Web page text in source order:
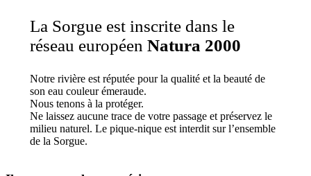
La Sorgue est inscrite dans le
réseau européen Natura 2000
Notre rivière est réputée pour la qualité et la beauté de
son eau couleur émeraude.
Nous tenons à la protéger.
Ne laissez aucune trace de votre passage et préservez le
milieu naturel. Le pique-nique est interdit sur l’ensemble
de la Sorgue.